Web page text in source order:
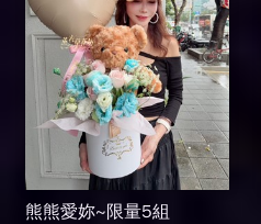
熊熊愛妳~限量5組